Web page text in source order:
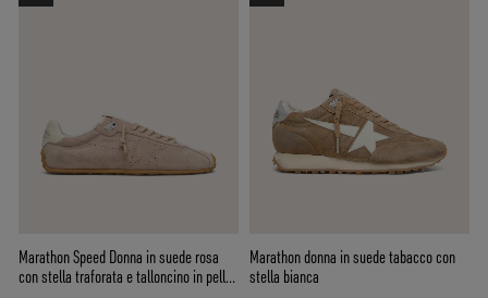
Marathon Speed Donna in suede rosa
con stella traforata e talloncino in pelle
Marathon donna in suede tabacco con
stella bianca